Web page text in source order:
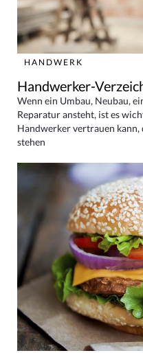
HANDWERK
Handwerker-
Wenn ein Umbau, Neubau,
Reparatur ansteht, ist es
Handwerker vertrauen kann,
stehen